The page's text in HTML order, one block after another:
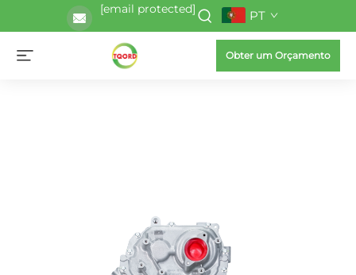
[email protected] PT
Obter um Orçamento